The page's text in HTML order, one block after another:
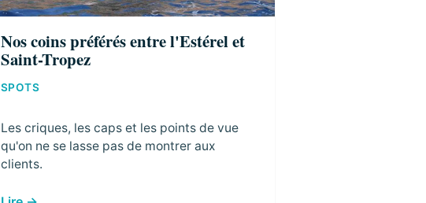
Nos coins préférés entre l'Estérel et
Saint-Tropez
SPOTS
Les criques, les caps et les points de vue
qu'on ne se lasse pas de montrer aux
clients.